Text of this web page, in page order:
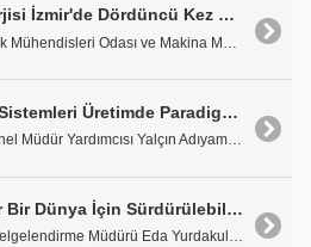
Rüzgar Enerjisi İzmir'de Dördüncü Kez Esecek
"Depolama Sistemleri Üretimde Paradigma Değişikliği Sağlayabilir"
Halk Enerji Genel Müdür Yardımcısı Yalçın Adıyaman..
Yaşanılabilir Bir Dünya İçin Sürdürülebilirlik
Rina Türkiye Belgelendirme Müdürü Eda Yurdakul ve ..